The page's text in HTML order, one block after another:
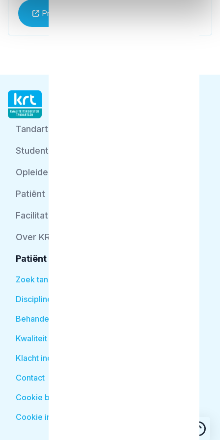
Praktijk website
Tandarts
Student
Opleider
Patiënt
Facilitator
Over KRT
Patiënt
Zoek tandarts
Disciplines
Behandelingen
Kwaliteit
Klacht indienen
Contact
Cookie beleid
Cookie instellingen